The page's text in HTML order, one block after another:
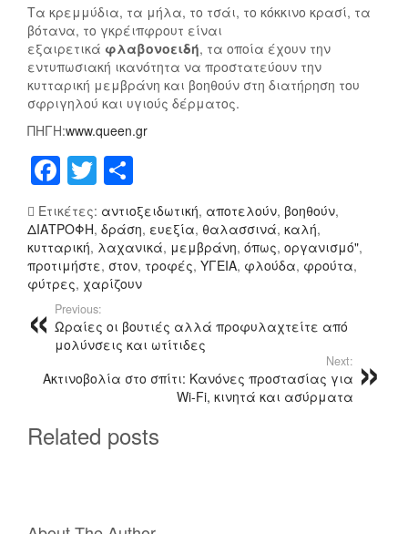
Τα κρεμμύδια, τα μήλα, το τσάι, το κόκκινο κρασί, τα
βότανα, το γκρέιπφρουτ είναι
εξαιρετικά φλαβονοειδή, τα οποία έχουν την
εντυπωσιακή ικανότητα να προστατεύουν την
κυτταρική μεμβράνη και βοηθούν στη διατήρηση του
σφριγηλού και υγιούς δέρματος.
ΠΗΓΗ:www.queen.gr
F
a
c
e
b
o
o
k
T
wi
tt
er
οι
ρ
α
σ
τ
εί
τ
Ετικέτες: αντιοξειδωτική, αποτελούν, βοηθούν,
ΔΙΑΤΡΟΦΗ, δράση, ευεξία, θαλασσινά, καλή,
κυτταρική, λαχανικά, μεμβράνη, όπως, οργανισμό",
προτιμήστε, στον, τροφές, ΥΓΕΙΑ, φλούδα, φρούτα,
φύτρες, χαρίζουν
Previous:
Ωραίες οι βουτιές αλλά προφυλαχτείτε από
μολύνσεις και ωτίτιδες
Next:
Ακτινοβολία στο σπίτι: Κανόνες προστασίας για
Wi-Fi, κινητά και ασύρματα
Related posts
Α
Σ
Ι
Ά
Ζ
Ε
Ι
Ο
Κ
Ί
Ν
Δ
Υ
Ν
Ο
Θ
Τ
Φ
Ή
Α
Π
Ό
Τ
Η
Ω
Ι
Ά
Σ
Τ
Ο
Ν
Κ
Α
Ε